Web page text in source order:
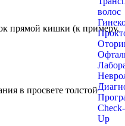
волос
Check-
Up
прямой кишки (к примеру,
в просвете толстой